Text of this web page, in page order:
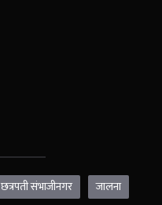
छत्रपती संभाजीनगर जालना